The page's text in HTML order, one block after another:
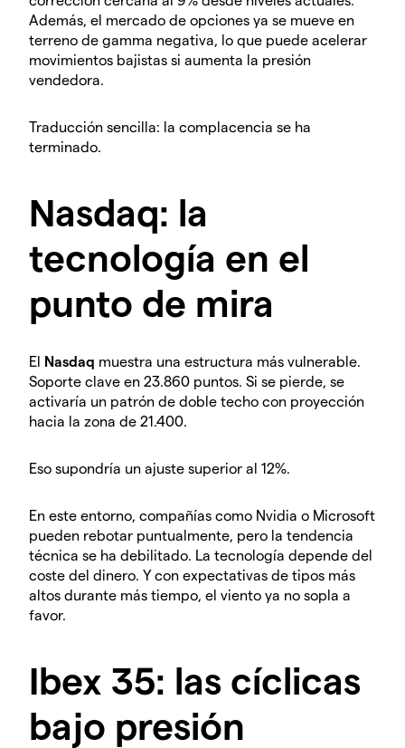
Además, el mercado de opciones ya se mueve en
terreno de gamma negativa, lo que puede acelerar
movimientos bajistas si aumenta la presión
vendedora.
Traducción sencilla: la complacencia se ha
terminado.
Nasdaq: la
tecnología en el
punto de mira
El Nasdaq muestra una estructura más vulnerable.
Soporte clave en 23.860 puntos. Si se pierde, se
activaría un patrón de doble techo con proyección
hacia la zona de 21.400.
Eso supondría un ajuste superior al 12%.
En este entorno, compañías como Nvidia o Microsoft
pueden rebotar puntualmente, pero la tendencia
técnica se ha debilitado. La tecnología depende del
coste del dinero. Y con expectativas de tipos más
altos durante más tiempo, el viento ya no sopla a
favor.
Ibex 35: las cíclicas
bajo presión